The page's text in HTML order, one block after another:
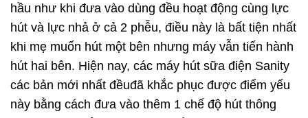
hầu như khi đưa vào dùng đều hoạt động cùng lực
hút và lực nhả ở cả 2 phễu, điều này là bất tiện nhất
khi mẹ muốn hút một bên nhưng máy vẫn tiến hành
hút hai bên. Hiện nay, các máy hút sữa điện Sanity
các bản mới nhất đềuđã khắc phục được điểm yếu
này bằng cách đưa vào thêm 1 chế độ hút thông